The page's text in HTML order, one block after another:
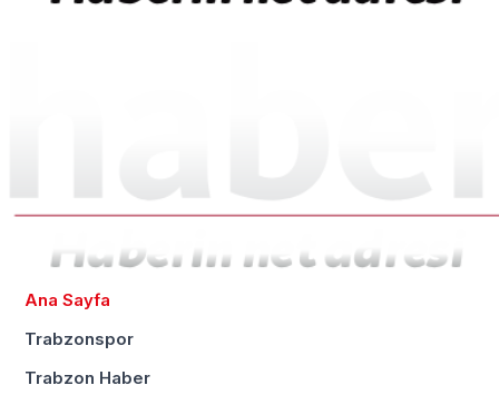
Ana Sayfa
Trabzonspor
Trabzon Haber